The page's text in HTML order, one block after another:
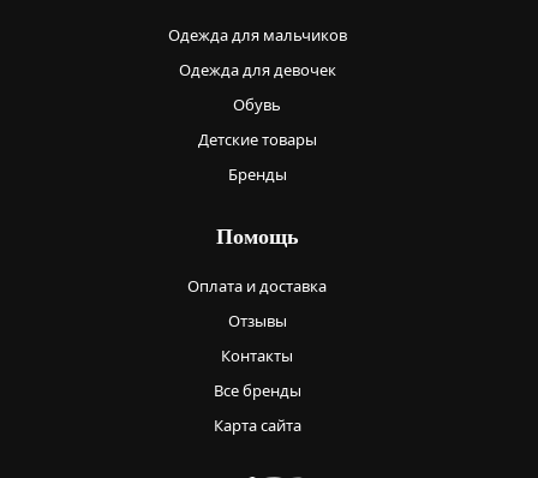
Одежда для мальчиков
Одежда для девочек
Обувь
Детские товары
Бренды
Помощь
Оплата и доставка
Отзывы
Контакты
Все бренды
Карта сайта